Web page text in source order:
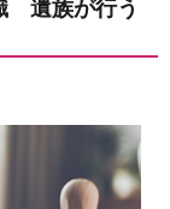
遺族が行う